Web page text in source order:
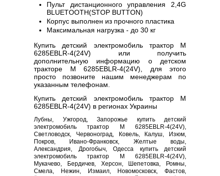
Пульт дистанционного управления 2,4G
BLUETOOTH(STOP BUTTON)
Корпус выполнен из прочного пластика
Максимальная нагрузка - до 30 кг
Купить детский электромобиль трактор M
6285EBLR-4(24V) или получить
дополнительную информацию о детском
тракторе M 6285EBLR-4(24V), для этого
просто позвоните нашим менеджерам по
указанным телефонам.
Купить детский электромобиль трактор M
6285EBLR-4(24V) в регионах Украины
Лубны, Ужгород, Запорожье купить детский
электромобиль трактор M 6285EBLR-4(24V),
Светловодск, Червоноград, Ковель, Калуш, Изюм,
Покров, Ивано-Франковск, Желтые воды,
Александрия, Дрогобыч, Одесса купить детский
электромобиль трактор M 6285EBLR-4(24V),
Мукачево, Бердичев, Херсон, Шепетовка, Ромны,
Смела, Нежин, Измаил, Новомосковск, Фастов,